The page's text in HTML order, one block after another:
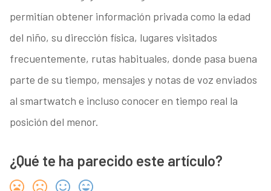
permitían obtener información privada como la edad
del niño, su dirección física, lugares visitados
frecuentemente, rutas habituales, donde pasa buena
parte de su tiempo, mensajes y notas de voz enviados
al smartwatch e incluso conocer en tiempo real la
posición del menor.
¿Qué te ha parecido este artículo?